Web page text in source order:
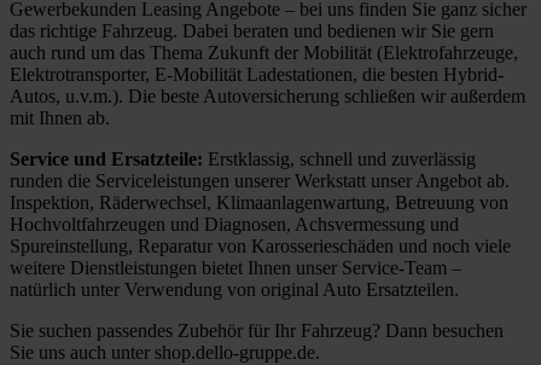
Gewerbekunden Leasing Angebote – bei uns finden Sie ganz sicher
das richtige Fahrzeug. Dabei beraten und bedienen wir Sie gern
auch rund um das Thema Zukunft der Mobilität (Elektrofahrzeuge,
Elektrotransporter, E-Mobilität Ladestationen, die besten Hybrid-
Autos, u.v.m.). Die beste Autoversicherung schließen wir außerdem
mit Ihnen ab.
Service und Ersatzteile: Erstklassig, schnell und zuverlässig
runden die Serviceleistungen unserer Werkstatt unser Angebot ab.
Inspektion, Räderwechsel, Klimaanlagenwartung, Betreuung von
Hochvoltfahrzeugen und Diagnosen, Achsvermessung und
Spureinstellung, Reparatur von Karosserieschäden und noch viele
weitere Dienstleistungen bietet Ihnen unser Service-Team –
natürlich unter Verwendung von original Auto Ersatzteilen.
Sie suchen passendes Zubehör für Ihr Fahrzeug? Dann besuchen
Sie uns auch unter shop.dello-gruppe.de.